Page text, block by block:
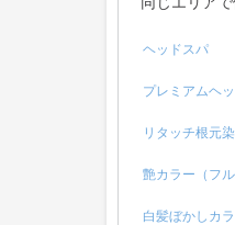
ヘッドスパ
プレミアムヘ
リタッチ根元
艶カラー（フ
白髪ぼかしカ